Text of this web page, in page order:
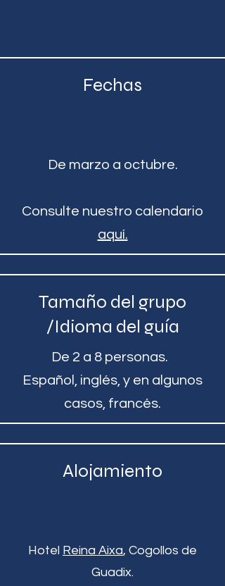
Fechas
De marzo a octubre.
Consulte nuestro calendario
aquí.
Tamaño del grupo
/Idioma del guía
De 2 a 8 personas.
Español, inglés, y en algunos
casos, francés.
Alojamiento
Hotel Reina Aixa, Cogollos de
Guadix.